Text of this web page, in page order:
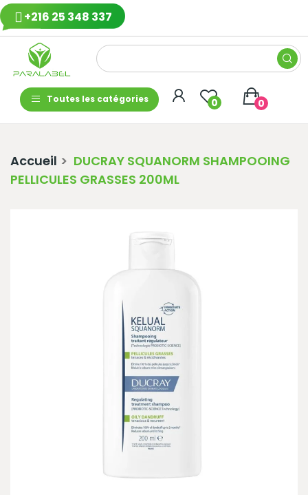
+216 25 348 337
Toutes les catégories 0 0
Accueil
DUCRAY SQUANORM SHAMPOOING
PELLICULES GRASSES 200ML